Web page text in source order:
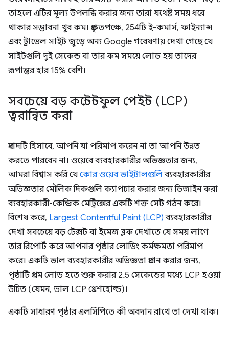
তাহলে এটির মূল্য উপলব্ধি করার জন্য তারা যথেষ্ট সময় ধরে
থাকার সম্ভাবনা খুব কম। প্রকৃতপক্ষে, 254টি ই-কমার্স, ফাইন্যান্স
এবং ট্রাভেল সাইট জুড়ে অন্য Google গবেষণায় দেখা গেছে যে
সাইটগুলি দুই সেকেন্ড বা তার কম সময়ে লোড হয় তাদের
রূপান্তর হার 15% বেশি।
সবচেয়ে বড় কন্টেন্টফুল পেইন্ট (LCP)
ত্বরান্বিত করা
প্রবাদটি হিসাবে, আপনি যা পরিমাপ করেন না তা আপনি উন্নত
করতে পারবেন না। ওয়েবে ব্যবহারকারীর অভিজ্ঞতার জন্য,
আমরা বিশ্বাস করি যে কোর ওয়েব ভাইটালগুলিব্যবহারকারীর
অভিজ্ঞতার মৌলিক দিকগুলি ক্যাপচার করার জন্য ডিজাইন করা
ব্যবহারকারী-কেন্দ্রিক মেট্রিক্সের একটি শক্ত সেট গঠন করে।
বিশেষ করে, Largest Contentful Paint (LCP) ব্যবহারকারীর
দেখা সবচেয়ে বড় টেক্সট বা ইমেজ ব্লক দেখাতে যে সময় লাগে
তার রিপোর্ট করে আপনার পৃষ্ঠার লোডিং কর্মক্ষমতা পরিমাপ
করে। একটি ভাল ব্যবহারকারীর অভিজ্ঞতা প্রদান করার জন্য,
পৃষ্ঠাটি প্রথম লোড হতে শুরু করার 2.5 সেকেন্ডের মধ্যে LCP হওয়া
উচিত (যেমন, ভাল LCP থ্রেশহোল্ড)।
একটি সাধারণ পৃষ্ঠার এলসিপিতে কী অবদান রাখে তা দেখা যাক।